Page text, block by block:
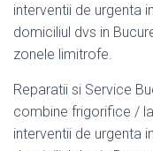
interventii de urgenta
domiciliul dvs in
zonele limitrofe.
Reparatii si Service
combine frigorifice /
interventii de urgenta